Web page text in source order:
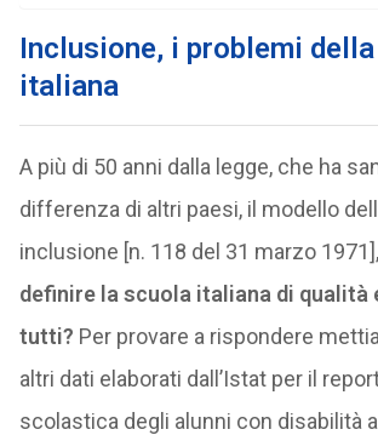
Inclusione, i problemi
italiana
A più di 50 anni dalla legge, che ha
differenza di altri paesi, il modello
inclusione [n. 118 del 31 marzo 1971],
definire la scuola italiana di qualità
tutti? Per provare a rispondere
altri dati elaborati dall’Istat per il
scolastica degli alunni con disabilità